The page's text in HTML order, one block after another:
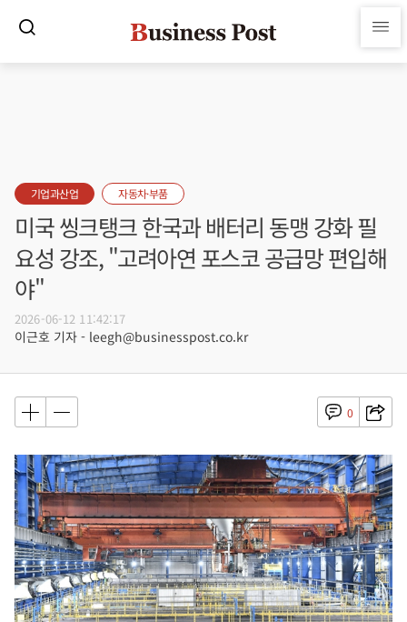
기업과산업 자동차·부품
미국 씽크탱크 한국과 배터리 동맹 강화 필
요성 강조, "고려아연 포스코 공급망 편입해
야"
2026-06-12 11:42:17
이근호 기자 - leegh@businesspost.co.kr
0